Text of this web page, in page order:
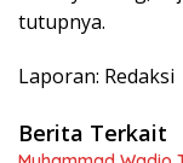
tutupnya.
Laporan: Redaksi
Berita Terkait